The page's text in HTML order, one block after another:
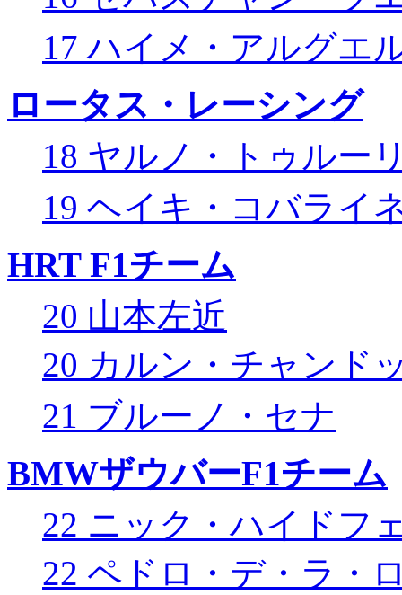
17 ハイメ・アルグエ
ロータス・レーシング
18 ヤルノ・トゥルー
19 ヘイキ・コバライ
HRT F1チーム
20 山本左近
20 カルン・チャンド
21 ブルーノ・セナ
BMWザウバーF1チーム
22 ニック・ハイドフ
22 ペドロ・デ・ラ・